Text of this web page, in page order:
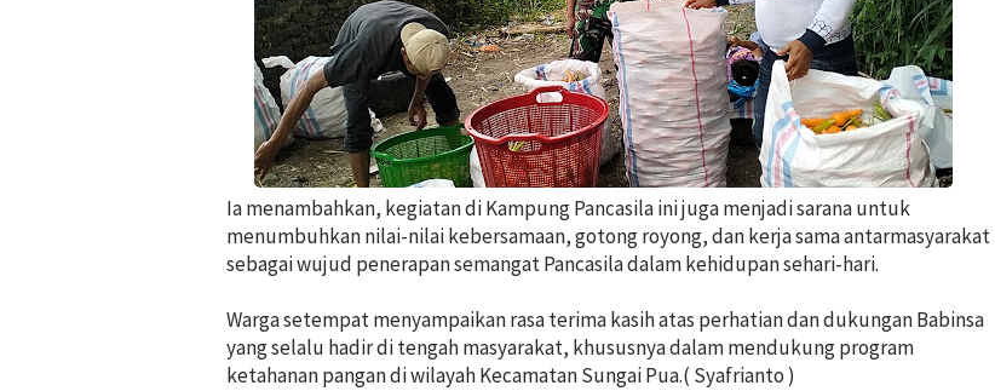
Ia menambahkan, kegiatan di Kampung Pancasila ini juga menjadi sarana untuk
menumbuhkan nilai-nilai kebersamaan, gotong royong, dan kerja sama antarmasyarakat
sebagai wujud penerapan semangat Pancasila dalam kehidupan sehari-hari.
Warga setempat menyampaikan rasa terima kasih atas perhatian dan dukungan Babinsa
yang selalu hadir di tengah masyarakat, khususnya dalam mendukung program
ketahanan pangan di wilayah Kecamatan Sungai Pua.( Syafrianto )